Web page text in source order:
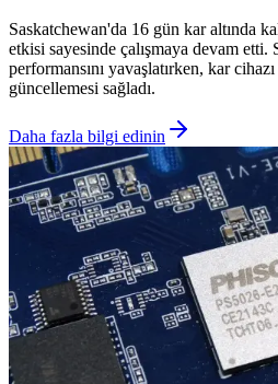
Saskatchewan'da 16 gün kar altında
etkisi sayesinde çalışmaya devam etti.
performansını yavaşlatırken, kar
güncellemesi sağladı.
Daha fazla bilgi edinin